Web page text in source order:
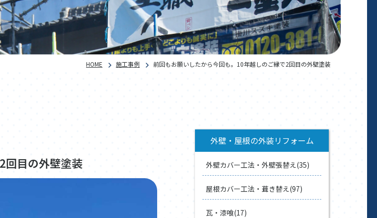
HOME 施工事例 前回もお願いしたから今回も。10年越しのご縁で2回目の外壁塗装
回目の外壁塗装
外壁・屋根の外装リフォーム
外壁カバー工法・外壁張替え(35)
屋根カバー工法・葺き替え(97)
瓦・漆喰(17)